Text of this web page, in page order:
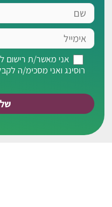
אימייל
מאשר/ת
תפוצה
מרכז
רוסינג
אני מאשר/ת רישום
רוסינג ואני מסכימ/ה לקבל